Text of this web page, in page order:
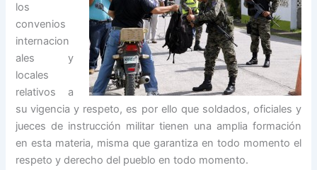
los
convenios
internacion
ales y
locales
relativos a
su vigencia y respeto, es por ello que soldados, oficiales y
jueces de instrucción militar tienen una amplia formación
en esta materia, misma que garantiza en todo momento el
respeto y derecho del pueblo en todo momento.